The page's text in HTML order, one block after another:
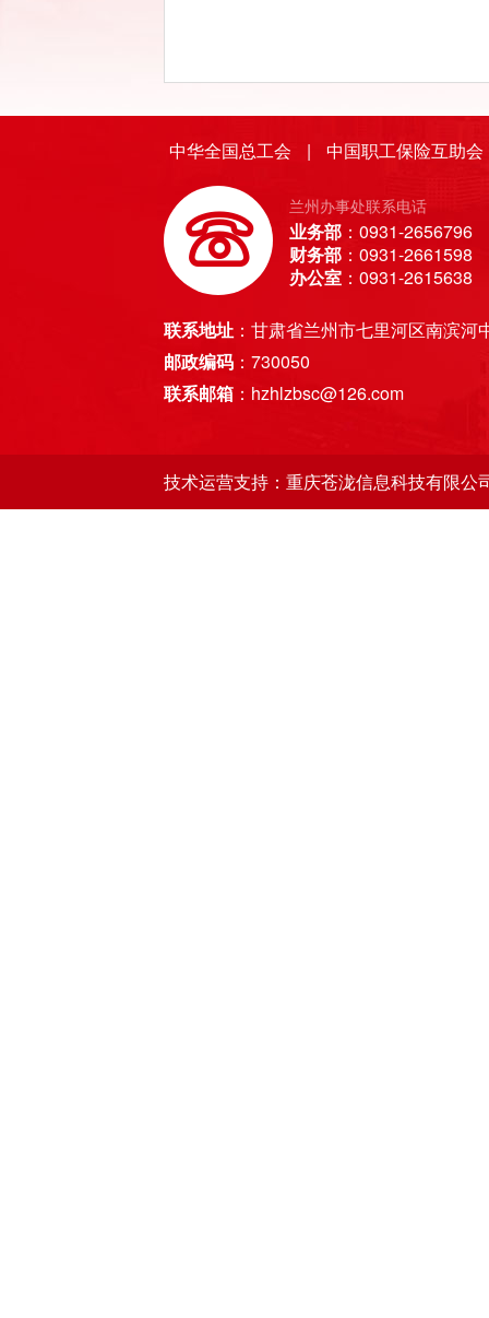
中华全国总工会 | 中国职工保险互助会
兰州办事处联系电话
业务部 ：0931-2656796
财务部 ：0931-2661598
办公室 ：0931-2615638
联系地址 ：甘肃省兰州市七里河区南滨河
邮政编码 ：730050
联系邮箱 ：hzhlzbsc@126.com
技术运营支持：重庆苍泷信息科技有限公